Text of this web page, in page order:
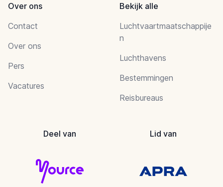
Over ons
Contact
Over ons
Pers
Vacatures
Bekijk alle
Luchtvaartmaatschappije
n
Luchthavens
Bestemmingen
Reisbureaus
Deel van Lid van